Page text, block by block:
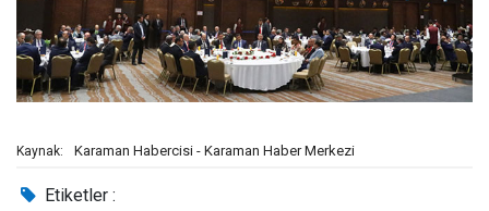
Kaynak: Karaman Habercisi - Karaman Haber Merkezi
Etiketler :